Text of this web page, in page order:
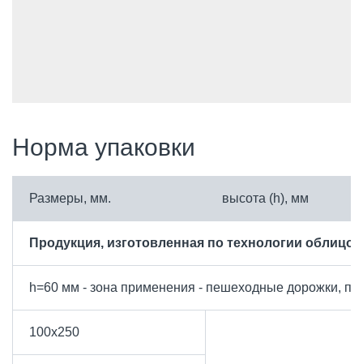
Норма упаковки
Размеры, мм. высота (h), мм
Продукция, изготовленная по технологии
h=60 мм - зона применения - пешеходные дорожки,
100х250